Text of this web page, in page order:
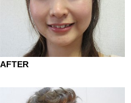
AFTER